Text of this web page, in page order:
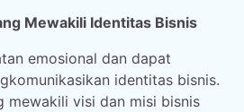
Mewakili Identitas Bisnis
emosional dan dapat
identitas bisnis.
mewakili visi dan misi bisnis